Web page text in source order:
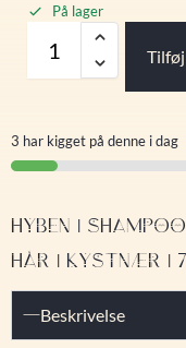
På lager
3 har kigget på denne i dag
HYBEN |
HÅR | KYSTNÆR |
Beskrivelse